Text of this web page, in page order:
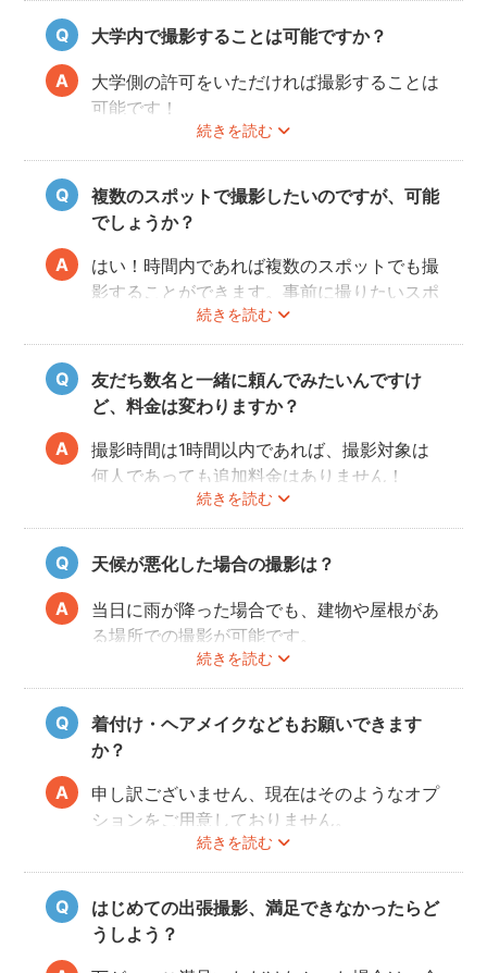
大学内で撮影することは可能ですか？
続きを読む
大学側の許可をいただければ撮影することは
可能です！
事前にユーザーご自身で必ず大学に撮影可否
のご確認をお願いいたします。
撮影許可の取り方はこちら
複数のスポットで撮影したいのですが、可能
でしょうか？
続きを読む
はい！時間内であれば複数のスポットでも撮
影することができます。事前に撮りたいスポ
ットや時間配分についてフォトグラファーと
相談しておくと当日スムースに撮影できるの
でおすすめです。
友だち数名と一緒に頼んでみたいんですけ
ど、料金は変わりますか？
続きを読む
撮影時間は1時間以内であれば、撮影対象は
何人であっても追加料金はありません！
ぜひお友だち同士で素敵な思い出を残してく
ださい。
天候が悪化した場合の撮影は？
続きを読む
当日に雨が降った場合でも、建物や屋根があ
る場所での撮影が可能です。
また、撮影の実施が難しいと判断される天候
不良の場合は、事前にフォトグラファーと決
行もしくは日時変更を相談してください。
日時変更方法は
こちら をご参照ください。
着付け・ヘアメイクなどもお願いできます
か？
続きを読む
申し訳ございません、現在はそのようなオプ
ションをご用意しておりません。
はじめての出張撮影、満足できなかったらど
うしよう？